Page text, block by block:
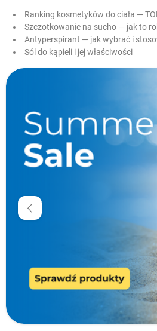
Promocje
Krótka data
Producenci
Ranking kosmetyków do ciała —
Szczotkowanie na sucho — jak to
Antyperspirant — jak wybrać i
Sól do kąpieli i jej właściwości